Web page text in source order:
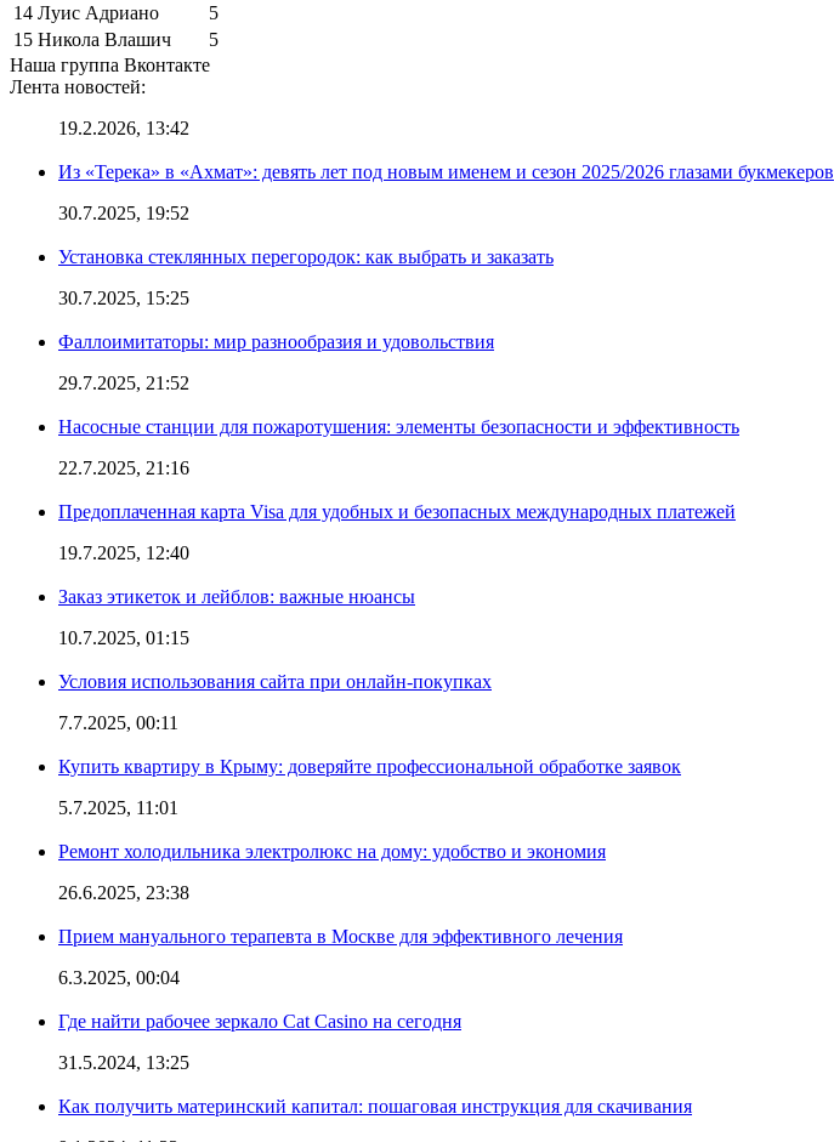
14 Луис Адриано
5
15 Никола Влашич
5
Наша группа Вконтакте
Лента новостей:
19.2.2026, 13:42
Из «Терека» в «Ахмат»: девять лет под новым именем и сезон 2025/2026 глазами букмекеров
30.7.2025, 19:52
Установка стеклянных перегородок: как выбрать и заказать
30.7.2025, 15:25
Фаллоимитаторы: мир разнообразия и удовольствия
29.7.2025, 21:52
Насосные станции для пожаротушения: элементы безопасности и эффективность
22.7.2025, 21:16
Предоплаченная карта Visa для удобных и безопасных международных платежей
19.7.2025, 12:40
Заказ этикеток и лейблов: важные нюансы
10.7.2025, 01:15
Условия использования сайта при онлайн-покупках
7.7.2025, 00:11
Купить квартиру в Крыму: доверяйте профессиональной обработке заявок
5.7.2025, 11:01
Ремонт холодильника электролюкс на дому: удобство и экономия
26.6.2025, 23:38
Прием мануального терапевта в Москве для эффективного лечения
6.3.2025, 00:04
Где найти рабочее зеркало Cat Casino на сегодня
31.5.2024, 13:25
Как получить материнский капитал: пошаговая инструкция для скачивания